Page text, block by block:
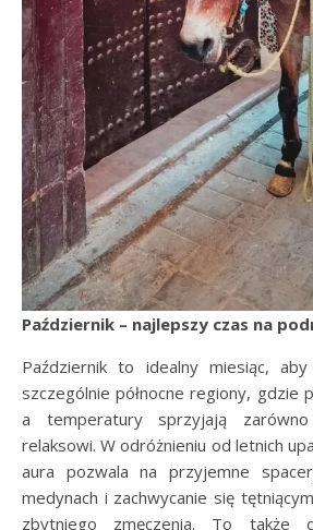
Październik – najlepszy czas na
Październik to idealny miesiąc,
szczególnie północne regiony, gdzie
a temperatury sprzyjają
relaksowi. W odróżnieniu od letnich
aura pozwala na przyjemne
medynach i zachwycanie się
zbytniego zmęczenia. To także